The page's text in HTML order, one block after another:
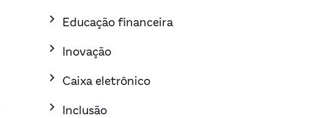
keyboard_arrow_right Educação financeira
keyboard_arrow_right Inovação
keyboard_arrow_right Caixa eletrônico
keyboard_arrow_right Inclusão